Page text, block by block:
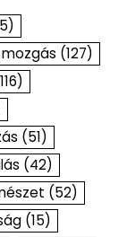
mozgás (127)
(51)
(42)
(52)
(15)